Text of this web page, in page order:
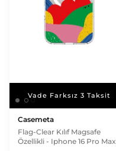
Vade Farksız 3 Taksit
Vade Farksız 3 Taksit
Casemeta
Flag-Clear Kılıf Magsafe
Özellikli - Iphone 16 Pro Max